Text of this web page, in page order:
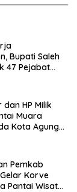
Bupati Saleh
47 Pejabat
HP Milik
Muara
Kota Agung
Pemkab
Korve
Pantai Wisata